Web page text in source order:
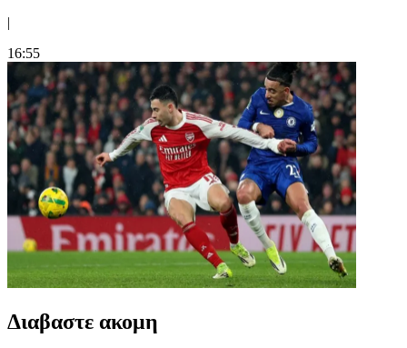
|
16:55
Διαβαστε ακομη